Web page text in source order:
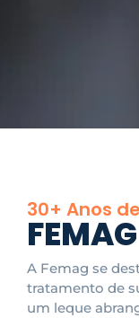
30+ Anos
A Femag se
tratamento de
um leque